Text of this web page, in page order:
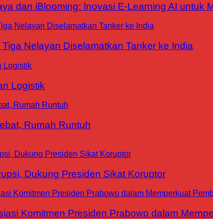
dan iBlooming: Inovasi E-Learning AI untuk
Nelayan Diselamatkan Tanker ke India
Logistik
Rumah Runtuh
Dukung Presiden Sikat Koruptor
Komitmen Presiden Prabowo dalam